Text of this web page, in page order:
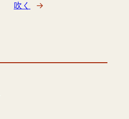
吹く
→